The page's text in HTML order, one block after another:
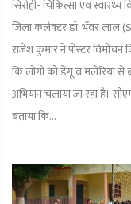
सिरोही- चिकित्सा एवं स्वास्थ्य
जिला कलेक्टर डॉ. भँवर लाल
राजेश कुमार ने पोस्टर
कि लोगों को डेंगू व मलेरिया
अभियान चलाया जा रहा है।
बताया कि...